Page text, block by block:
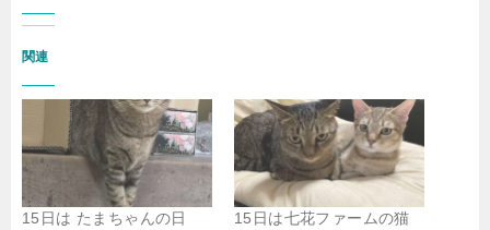
関連
15日は たまちゃんの日
15日は七花ファームの猫